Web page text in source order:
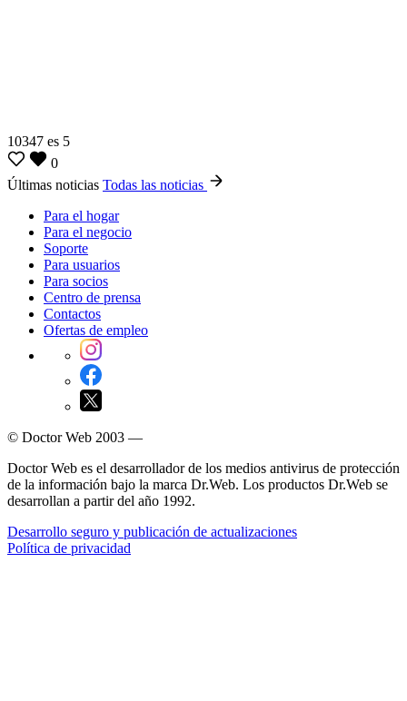
10347 es 5
0
Últimas noticias Todas las noticias
Para el hogar
Para el negocio
Soporte
Para usuarios
Para socios
Centro de prensa
Contactos
Ofertas de empleo
© Doctor Web 2003 —
Doctor Web es el desarrollador de los medios antivirus de protección
de la información bajo la marca Dr.Web. Los productos Dr.Web se
desarrollan a partir del año 1992.
Desarrollo seguro y publicación de actualizaciones
Política de privacidad